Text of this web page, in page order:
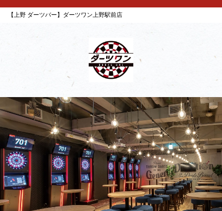
【上野 ダーツバー】ダーツワン上野駅前店